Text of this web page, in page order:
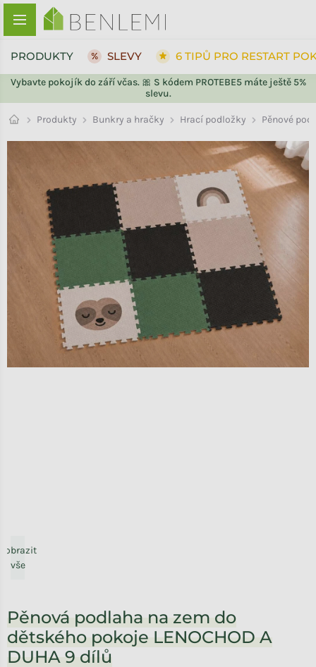
Přejít na obsah
Vybavte pokojík do září včas. 🎀 S kódem PROTEBE5 máte ještě 5%
slevu.
PRODUKTY SLEVY 6 TIPŮ PRO RESTART
Produkty Bunkry a hračky Hrací podložky Pěnové
vše
Pěnová podlaha na zem do
dětského pokoje LENOCHOD A
DUHA 9 dílů
ZPĚT DO OBCHODU
ZPĚT DO OBCHODU